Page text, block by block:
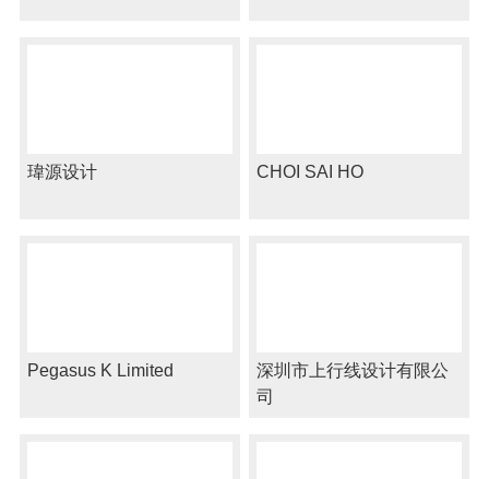
瑋源设计 CHOI SAI HO
Pegasus K Limited
深圳市上行线设计有限公
司